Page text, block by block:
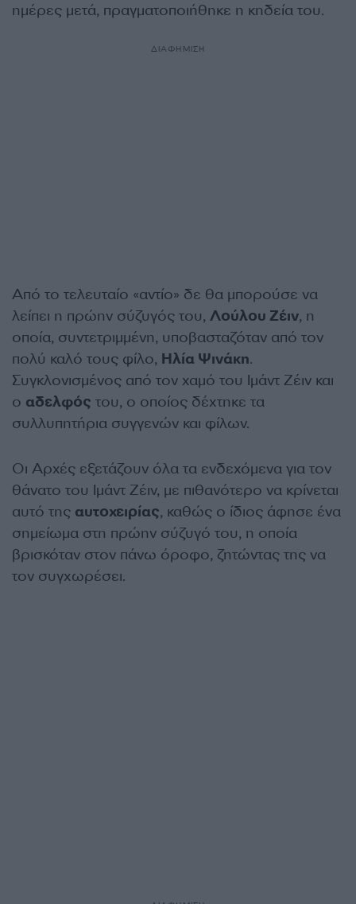
ημέρες μετά, πραγματοποιήθηκε η κηδεία του.
ΔΙΑΦΗΜΙΣΗ
Από το τελευταίο «αντίο» δε θα μπορούσε να
λείπει η πρώην σύζυγός του, Λούλου Ζέιν, η
οποία, συντετριμμένη, υποβασταζόταν από τον
πολύ καλό τους φίλο, Ηλία Ψινάκη.
Συγκλονισμένος από τον χαμό του Ιμάντ Ζέιν και
ο αδελφός του, ο οποίος δέχτηκε τα
συλλυπητήρια συγγενών και φίλων.
Οι Αρχές εξετάζουν όλα τα ενδεχόμενα για τον
θάνατο του Ιμάντ Ζέιν, με πιθανότερο να κρίνεται
αυτό της αυτοχειρίας, καθώς ο ίδιος άφησε ένα
σημείωμα στη πρώην σύζυγό του, η οποία
βρισκόταν στον πάνω όροφο, ζητώντας της να
τον συγχωρέσει.